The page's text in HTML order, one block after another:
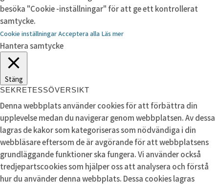
besöka "Cookie -inställningar" för att ge ett kontrollerat
samtycke.
Cookie inställningarAcceptera alla Läs mer
Hantera samtycke
Stäng
SEKRETESSÖVERSIKT
Denna webbplats använder cookies för att förbättra din
upplevelse medan du navigerar genom webbplatsen. Av dessa
lagras de kakor som kategoriseras som nödvändiga i din
webbläsare eftersom de är avgörande för att webbplatsens
grundläggande funktioner ska fungera. Vi använder också
tredjepartscookies som hjälper oss att analysera och förstå
hur du använder denna webbplats. Dessa cookies lagras